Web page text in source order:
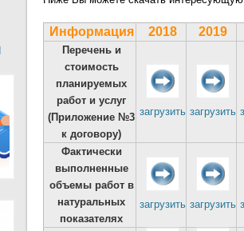
Информация 2018 2019
Перечень и
стоимость
планируемых
работ и услуг
(Приложение №3
к договору)
загрузить загрузить
Фактически
выполненные
объемы работ в
натуральных
показателях
загрузить загрузить